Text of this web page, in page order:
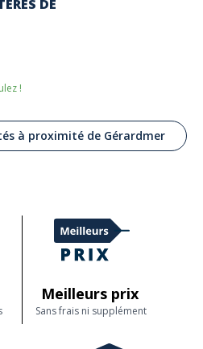
DE
!
à proximité de Gérardmer
Meilleurs prix
Sans frais ni supplément